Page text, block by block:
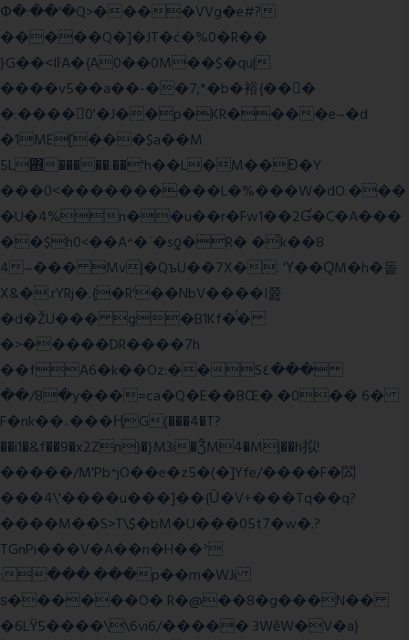
Փ�:��'�Q>����VVg�e#?
�����Q�]�JT�݁c�%0�R��
}G��˂IŀA�{A0��0M��$�qu|
����v5��a��-��7;*�b�裕{���ً
�:����0'�J��p�KR����e~�d
�1ME[���$a��M
5L΋�����.��'h��L�M��Ɖ�Y
���0˂����������L�%���W�dO.���
�U�4%n��u��r�Fw1��2Ɠ�C�A���
��$h0<��A^�ʿ�sƍ�R� �͗k��8
4~��� Mv|�QъU��7X�. 'Ү��ԚM�h�돝
X&�.rYRj�.{�R'��NbV����I쯆
�d�ŽU��� g�B1Kf�̈́�
�>�����DR����7h
��fA6�k��Oz:��S٤���
��/8�y���=ca�Q�E��BŒ�.�0�� 6�
F�nk��ۦ���ҢG(���4�T?
��i1�&f��9�x2Zn)�}M3i�ǮM4�M|��h拟!
�����/M'Pb^jO��e�z5�(�]Yfe/����F�閦
���4\'����u���]��{Ȕ�V+���Tq��q?
����M��S>T\$�bM�U���05t7�w�.?
TGnPi���V�A��n�H��ᐣ
:���.���p��m�WJi
ѕ������O� R�@��8�g���N��
�6LŸ5����\\6vi6/����� 3WěW�V�a}